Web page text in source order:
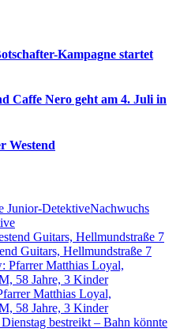
Kampagne startet
Caffe Nero geht am 4. Juli in
Westend
Nachwuchs
Guitars, Hellmundstraße 7
Matthias Loyal,
58 Jahre, 3 Kinder